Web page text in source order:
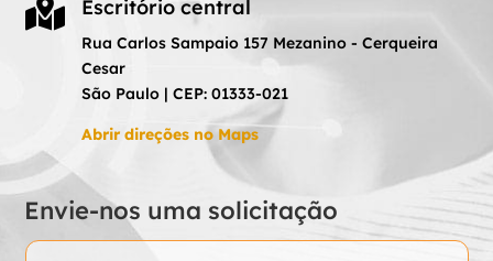
 Escritório central
Rua Carlos Sampaio 157 Mezanino - Cerqueira
Cesar
São Paulo | CEP: 01333-021
Abrir direções no Maps
Envie-nos uma solicitação